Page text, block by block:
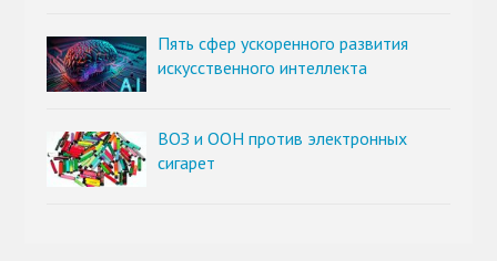
Пять сфер ускоренного развития
искусственного интеллекта
ВОЗ и ООН против электронных
сигарет